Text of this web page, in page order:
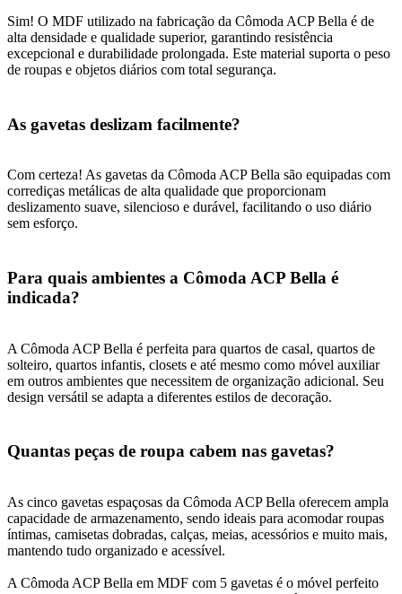
Sim! O MDF utilizado na fabricação da Cômoda ACP Bella é de
alta densidade e qualidade superior, garantindo resistência
excepcional e durabilidade prolongada. Este material suporta o peso
de roupas e objetos diários com total segurança.
As gavetas deslizam facilmente?
Com certeza! As gavetas da Cômoda ACP Bella são equipadas com
corrediças metálicas de alta qualidade que proporcionam
deslizamento suave, silencioso e durável, facilitando o uso diário
sem esforço.
Para quais ambientes a Cômoda ACP Bella é
indicada?
A Cômoda ACP Bella é perfeita para quartos de casal, quartos de
solteiro, quartos infantis, closets e até mesmo como móvel auxiliar
em outros ambientes que necessitem de organização adicional. Seu
design versátil se adapta a diferentes estilos de decoração.
Quantas peças de roupa cabem nas gavetas?
As cinco gavetas espaçosas da Cômoda ACP Bella oferecem ampla
capacidade de armazenamento, sendo ideais para acomodar roupas
íntimas, camisetas dobradas, calças, meias, acessórios e muito mais,
mantendo tudo organizado e acessível.
A Cômoda ACP Bella em MDF com 5 gavetas é o móvel perfeito